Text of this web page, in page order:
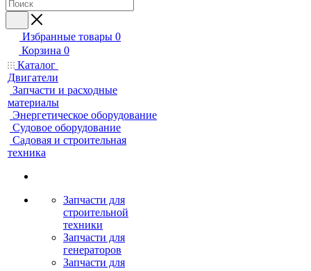
Избранные товары 0
Корзина 0
Каталог
Двигатели
Запчасти и расходные
материалы
Энергетическое оборудование
Судовое оборудование
Садовая и строительная
техника
Запчасти для
строительной
техники
Запчасти для
генераторов
Запчасти для